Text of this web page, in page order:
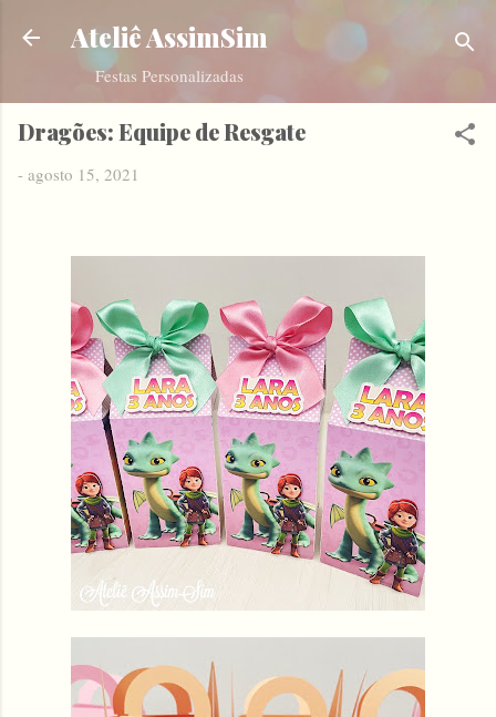
Pular para o conteúdo principal
Ateliê AssimSim
Festas Personalizadas
Dragões: Equipe de Resgate
- agosto 15, 2021